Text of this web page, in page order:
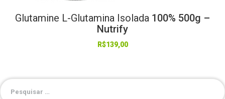
Glutamine L-Glutamina Isolada 100% 500g –
Nutrify
R$139,00